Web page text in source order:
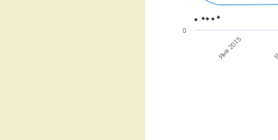
Янв 2015
0